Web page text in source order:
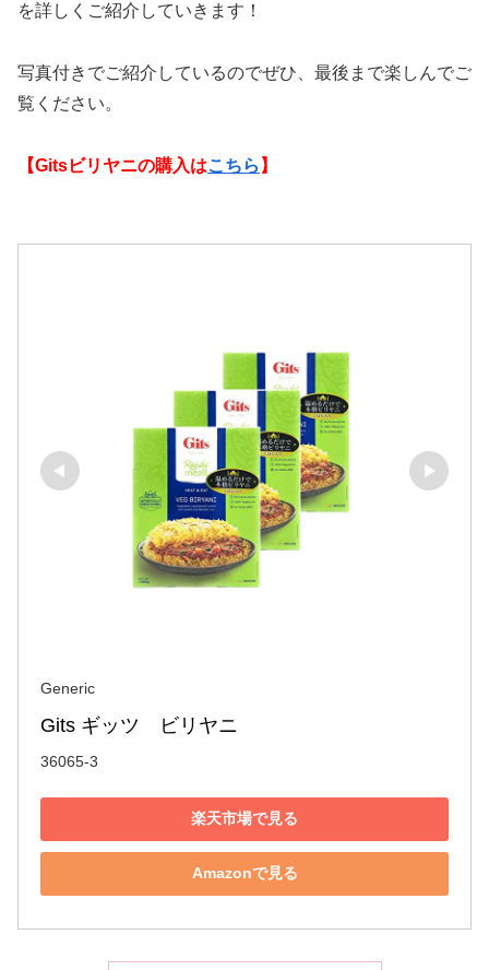
を詳しくご紹介していきます！
写真付きでご紹介しているのでぜひ、最後まで楽しんでご
覧ください。
【Gitsビリヤニの購入はこちら 】
Generic
Gits ギッツ　ビリヤニ
36065-3
楽天市場で見る
Amazonで見る